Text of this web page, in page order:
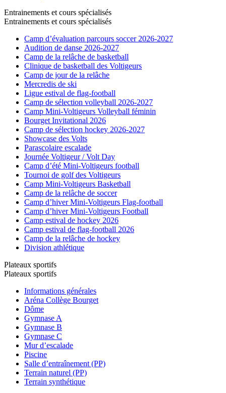
Entrainements et cours spécialisés
Entrainements et cours spécialisés
Camp d’évaluation parcours soccer 2026-2027
Audition de danse 2026-2027
Camp de la relâche de basketball
Clinique de basketball des Voltigeurs
Camp de jour de la relâche
Mercredis de ski
Ligue estival de flag-football
Camp de sélection volleyball 2026-2027
Camp Mini-Voltigeurs Volleyball féminin
Bourget Invitational 2026
Camp de sélection hockey 2026-2027
Showcase des Volts
Parascolaire escalade
Journée Voltigeur / Volt Day
Camp d’été Mini-Voltigeurs football
Tournoi de golf des Voltigeurs
Camp Mini-Voltigeurs Basketball
Camp de la relâche de soccer
Camp d’hiver Mini-Voltigeurs Flag-football
Camp d’hiver Mini-Voltigeurs Football
Camp estival de hockey 2026
Camp estival de flag-football 2026
Camp de la relâche de hockey
Division athlétique
Plateaux sportifs
Plateaux sportifs
Informations générales
Aréna Collège Bourget
Dôme
Gymnase A
Gymnase B
Gymnase C
Mur d’escalade
Piscine
Salle d’entraînement (PP)
Terrain naturel (PP)
Terrain synthétique